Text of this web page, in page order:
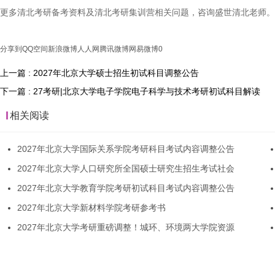
更多清北考研备考资料及清北考研集训营相关问题，咨询盛世清北老师。
分享到 QQ空间 新浪微博人人网 腾讯微博网易微博0
上一篇 : 2027年北京大学硕士招生初试科目调整公告
下一篇 : 27考研|北京大学电子学院电子科学与技术考研初试科目解读
相关阅读
2027年北京大学国际关系学院考研科目考试内容调整公告
2027年北京大学人口研究所全国硕士研究生招生考试社会
2027年北京大学教育学院考研初试科目考试内容调整公告
2027年北京大学新材料学院考研参考书
2027年北京大学考研重磅调整！城环、环境两大学院资源